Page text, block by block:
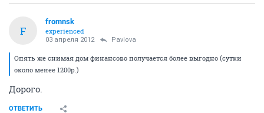
F
fromnsk
experienced
03 апреля 2012 Pavlova
Опять же снимая дом финансово получается более выгодно (сутки
около менее 1200р.)
Дорого.
ОТВЕТИТЬ